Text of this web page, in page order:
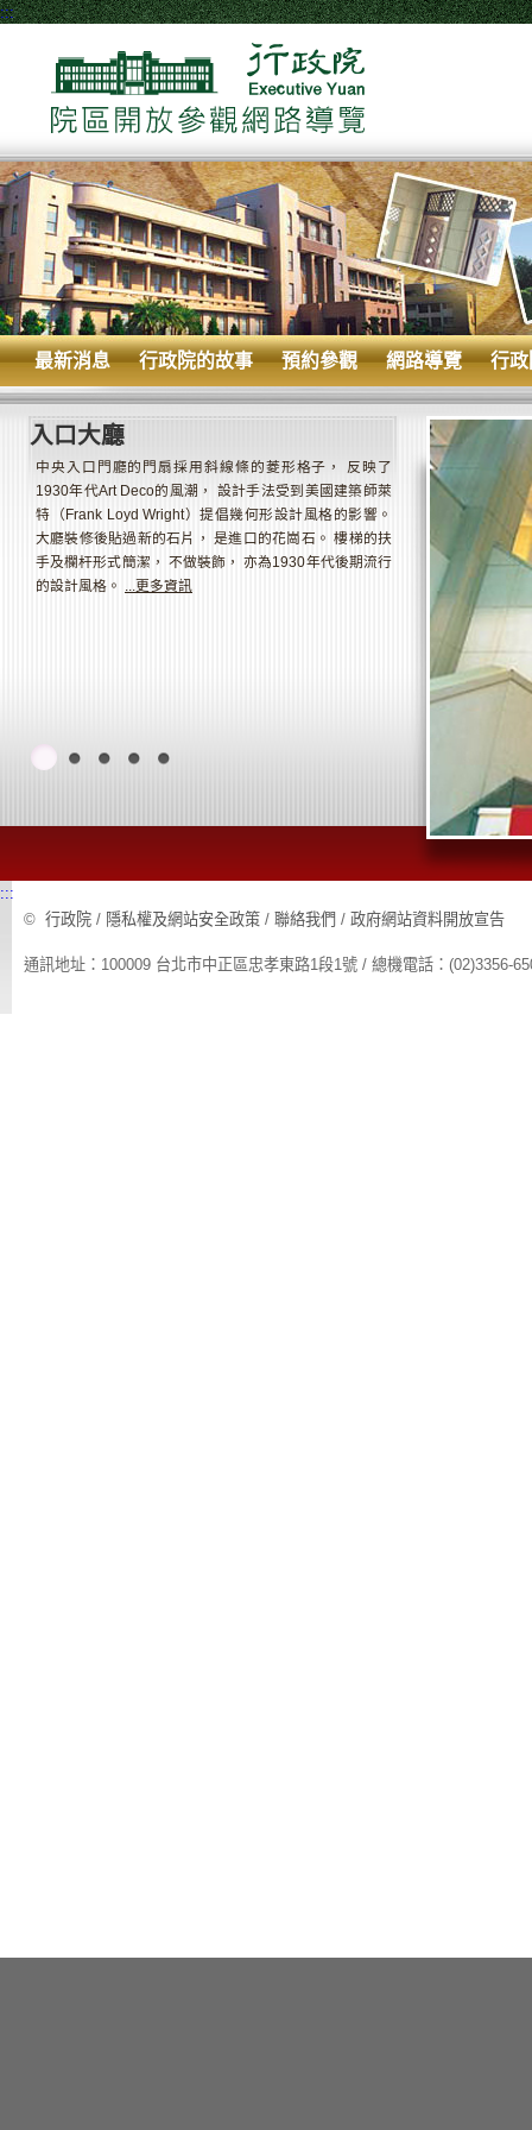
最新消息 行政院的故事 預約參觀 網路導覽 行
:::
入口大廳
中央入口門廳的門扇採用斜線條的菱形格子， 反映了
1930年代Art Deco的風潮， 設計手法受到美國建築師萊
特（Frank Loyd Wright）提倡幾何形設計風格的影響。
大廳裝修後貼過新的石片， 是進口的花崗石。 樓梯的扶
手及欄杆形式簡潔， 不做裝飾， 亦為1930年代後期流行
的設計風格。 ...更多資訊
:::
© 行政院 / 隱私權及網站安全政策 / 聯絡我們 / 政府網站資料開放宣告
通訊地址：100009 台北市中正區忠孝東路1段1號 / 總機電話：(02)3356-